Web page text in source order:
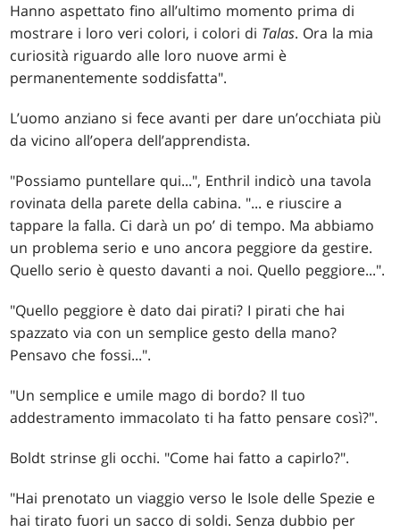
Hanno aspettato fino all’ultimo momento prima di
mostrare i loro veri colori, i colori di Talas. Ora la mia
curiosità riguardo alle loro nuove armi è
permanentemente soddisfatta".
L’uomo anziano si fece avanti per dare un’occhiata più
da vicino all’opera dell’apprendista.
"Possiamo puntellare qui...", Enthril indicò una tavola
rovinata della parete della cabina. "... e riuscire a
tappare la falla. Ci darà un po’ di tempo. Ma abbiamo
un problema serio e uno ancora peggiore da gestire.
Quello serio è questo davanti a noi. Quello peggiore...".
"Quello peggiore è dato dai pirati? I pirati che hai
spazzato via con un semplice gesto della mano?
Pensavo che fossi...".
"Un semplice e umile mago di bordo? Il tuo
addestramento immacolato ti ha fatto pensare così?".
Boldt strinse gli occhi. "Come hai fatto a capirlo?".
"Hai prenotato un viaggio verso le Isole delle Spezie e
hai tirato fuori un sacco di soldi. Senza dubbio per